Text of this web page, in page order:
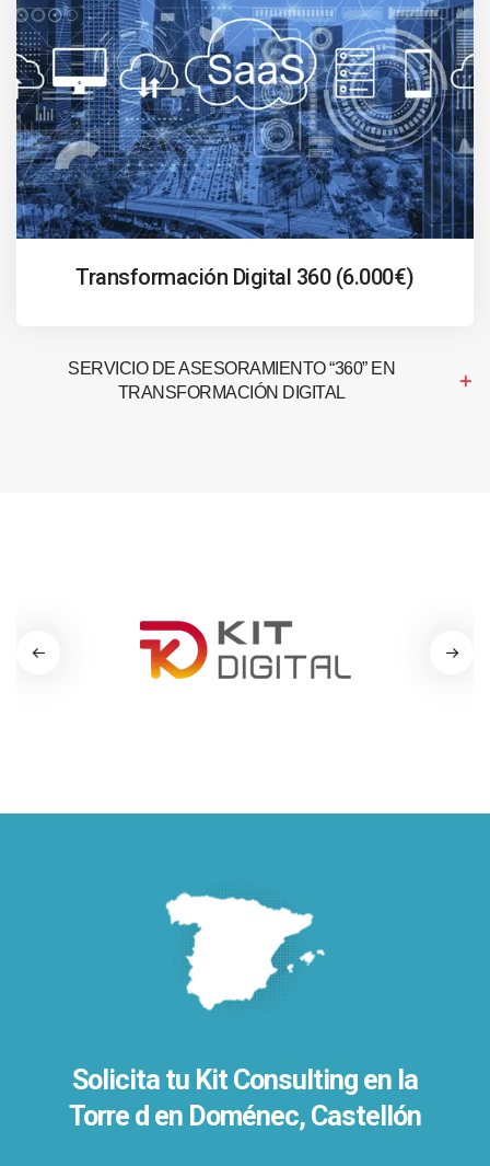
Transformación Digital 360 (6.000€)
SERVICIO DE ASESORAMIENTO “360” EN
TRANSFORMACIÓN DIGITAL
Solicita tu Kit Consulting en la
Torre d en Doménec, Castellón